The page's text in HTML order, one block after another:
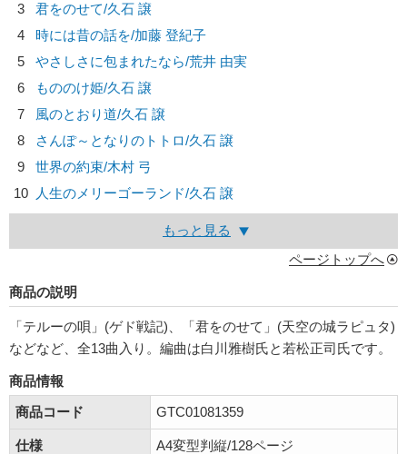
3
君をのせて/久石 譲
4
時には昔の話を/加藤 登紀子
5
やさしさに包まれたなら/荒井 由実
6
もののけ姫/久石 譲
7
風のとおり道/久石 譲
8
さんぽ～となりのトトロ/久石 譲
9
世界の約束/木村 弓
10
人生のメリーゴーランド/久石 譲
もっと見る
ページトップへ
商品の説明
「テルーの唄」(ゲド戦記)、「君をのせて」(天空の城ラピュタ)
などなど、全13曲入り。編曲は白川雅樹氏と若松正司氏です。
商品情報
商品コード
GTC01081359
仕様 A4変型判縦/128ページ